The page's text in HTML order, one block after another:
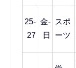
25-
27
金-
日
スポ
ーツ